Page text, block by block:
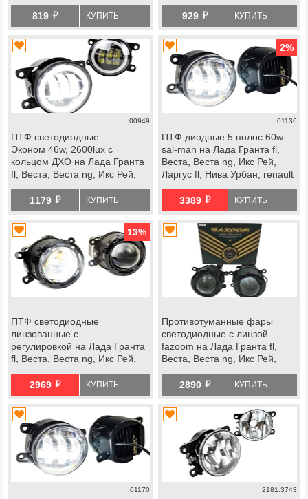
819 й КУПИТЬ
929 й КУПИТЬ
.00949
ПТФ светодиодные
Эконом 46w, 2600lux с
кольцом ДХО на Лада Гранта
fl, Веста, Веста ng, Икс Рей,
1179 й КУПИТЬ
2%
.01136
ПТФ диодные 5 полос 60w
sal-man на Лада Гранта fl,
Веста, Веста ng, Икс Рей,
Ларгус fl, Нива Урбан, renault
3389 й КУПИТЬ
13%
ПТФ светодиодные
линзованные с
регулировкой на Лада Гранта
fl, Веста, Веста ng, Икс Рей,
2969 й КУПИТЬ
Противотуманные фары
светодиодные с линзой
fazoom на Лада Гранта fl,
Веста, Веста ng, Икс Рей,
2890 й КУПИТЬ
.01170 2181.3743